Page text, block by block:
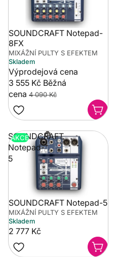
SOUNDCRAFT Notepad-
8FX
MIXÁŽNÍ PULTY S EFEKTEM
Skladem
Výprodejová cena
3 555 Kč Běžná
cena 4 090 Kč
SOUNDCRAFT
Notepad-
5
AKCE
SOUNDCRAFT Notepad-5
MIXÁŽNÍ PULTY S EFEKTEM
Skladem
2 777 Kč